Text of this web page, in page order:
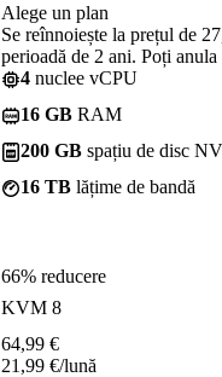
Alege un plan
Se reînnoiește la prețul de
perioadă de 2 ani. Poți anula
4 nuclee vCPU
16 GB RAM
200 GB spațiu de disc
16 TB lățime de bandă
66% reducere
KVM 8
64,99 €
21,99 €/lună